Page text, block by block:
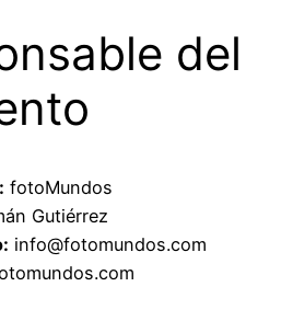
del
fotoMundos
Gutiérrez
info@fotomundos.com